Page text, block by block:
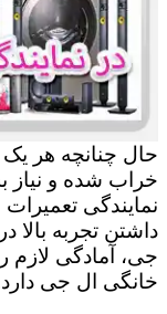
حال چنانچه هر
خراب شده و نیاز
نمایندگی
داشتن تجربه بالا
جی، آمادگی لازم
خانگی ال جی